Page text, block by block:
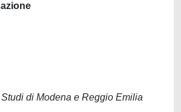
di Modena e Reggio Emilia